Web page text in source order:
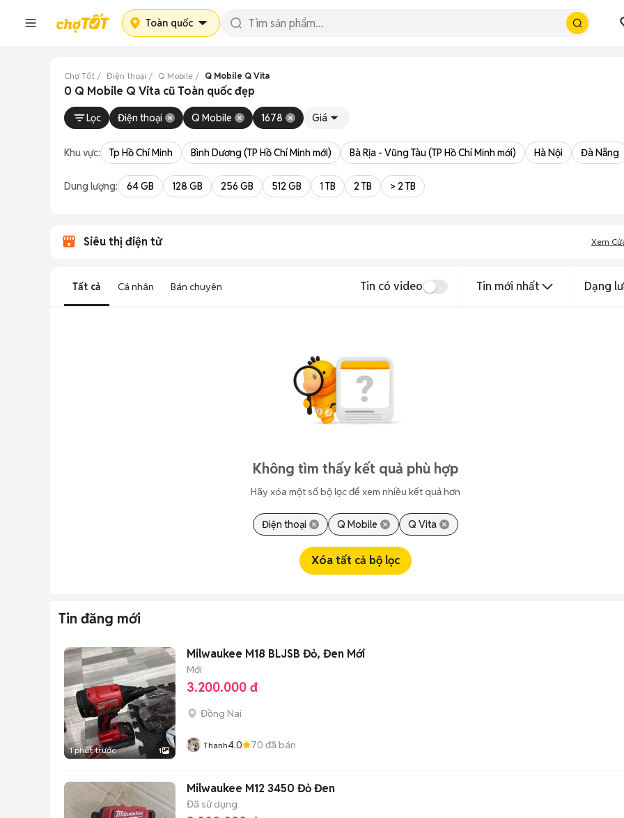
Toàn quốc
Chợ Tốt Điện thoại Q Mobile Q Mobile Q Vita
0 Q Mobile Q Vita cũ Toàn quốc đẹp
Lọc Điện thoại Q Mobile 1678 Giá
Khu vực: Tp Hồ Chí Minh Bình Dương (TP Hồ Chí Minh mới) Bà Rịa - Vũng Tàu (TP Hồ Chí Minh mới) Hà Nội Đà Nẵng
Dung lượng: 64 GB 128 GB 256 GB 512 GB 1 TB 2 TB > 2 TB
Siêu thị điện tử Xem
Tất cả Cá nhân Bán chuyên Tin có video Tin mới nhất Dạng
Không tìm thấy kết quả phù hợp
Hãy xóa một số bộ lọc để xem nhiều kết quả hơn
Điện thoại Q Mobile Q Vita
Xóa tất cả bộ lọc
Tin đăng mới
1 phút trước 1
Milwaukee M18 BLJSB Đỏ, Đen Mới
Mới
3.200.000 đ
Đồng Nai
Thanh4.0 70 đã bán
Milwaukee M12 3450 Đỏ Đen
Đã sử dụng